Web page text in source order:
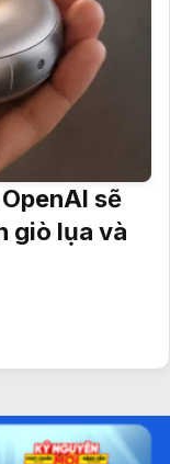
sẽ
giò lụa và